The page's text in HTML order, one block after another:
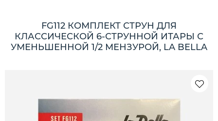
FG112 КОМПЛЕКТ СТРУН ДЛЯ
КЛАССИЧЕСКОЙ 6-СТРУННОЙ ИТАРЫ С
УМЕНЬШЕННОЙ 1/2 МЕНЗУРОЙ, LA BELLA